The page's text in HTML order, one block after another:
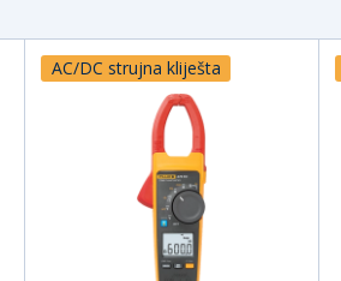
AC/DC strujna kliješta